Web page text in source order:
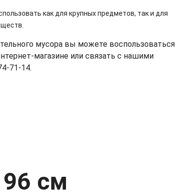
как для крупных предметов, так и для
мусора вы можете воспользоваться
магазине или связать с нашими
71-14.
см